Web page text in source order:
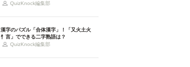
QuizKnock編集部
漢字のパズル「合体漢字」！「又火土火
忄言」でできる二字熟語は？
QuizKnock編集部